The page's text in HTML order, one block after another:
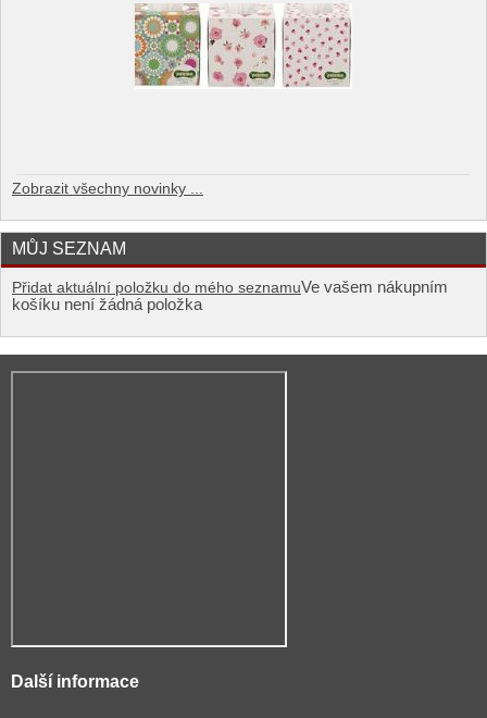
Zobrazit všechny novinky ...
MŮJ SEZNAM
Přidat aktuální položku do mého seznamuVe vašem nákupním
košíku není žádná položka
Další informace